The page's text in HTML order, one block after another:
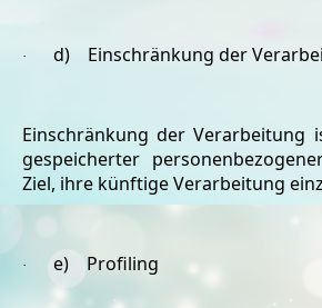
· d) Einschränkung der
Einschränkung der Verarbeitung
gespeicherter
Ziel, ihre künftige Verarbeitung
· e) Profiling